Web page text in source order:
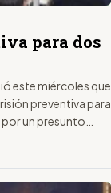
para dos
este miércoles que
preventiva para
un presunto